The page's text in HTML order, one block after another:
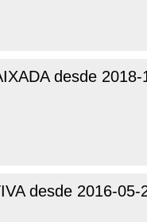
desde 2018-
desde 2016-05-